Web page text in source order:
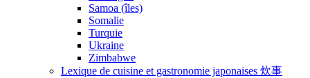
Samoa (îles)
Somalie
Turquie
Ukraine
Zimbabwe
Lexique de cuisine et gastronomie japonaises 炊事